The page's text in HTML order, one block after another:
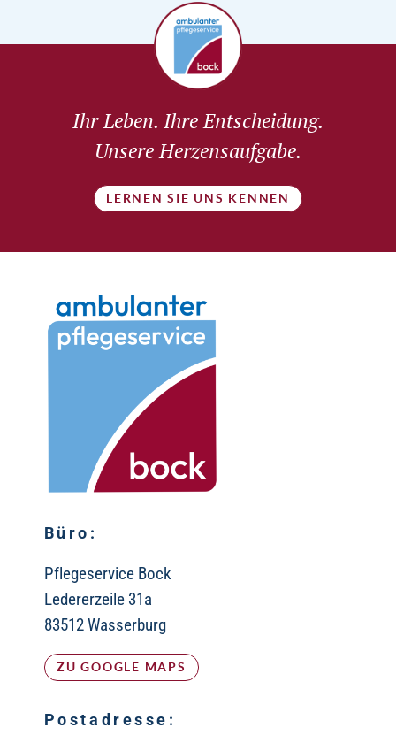
Ihr Leben. Ihre Entscheidung.
Unsere Herzensaufgabe.
LERNEN SIE UNS KENNEN
Büro:
Pflegeservice Bock
Ledererzeile 31a
83512 Wasserburg
ZU GOOGLE MAPS
Postadresse: